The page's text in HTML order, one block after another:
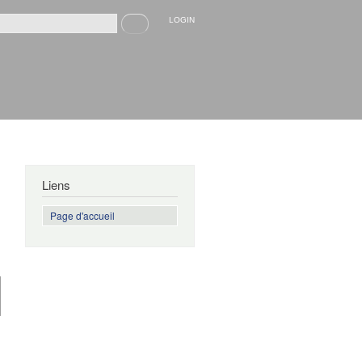
de recherche
Recherche LOGIN
Liens
Page d'accueil